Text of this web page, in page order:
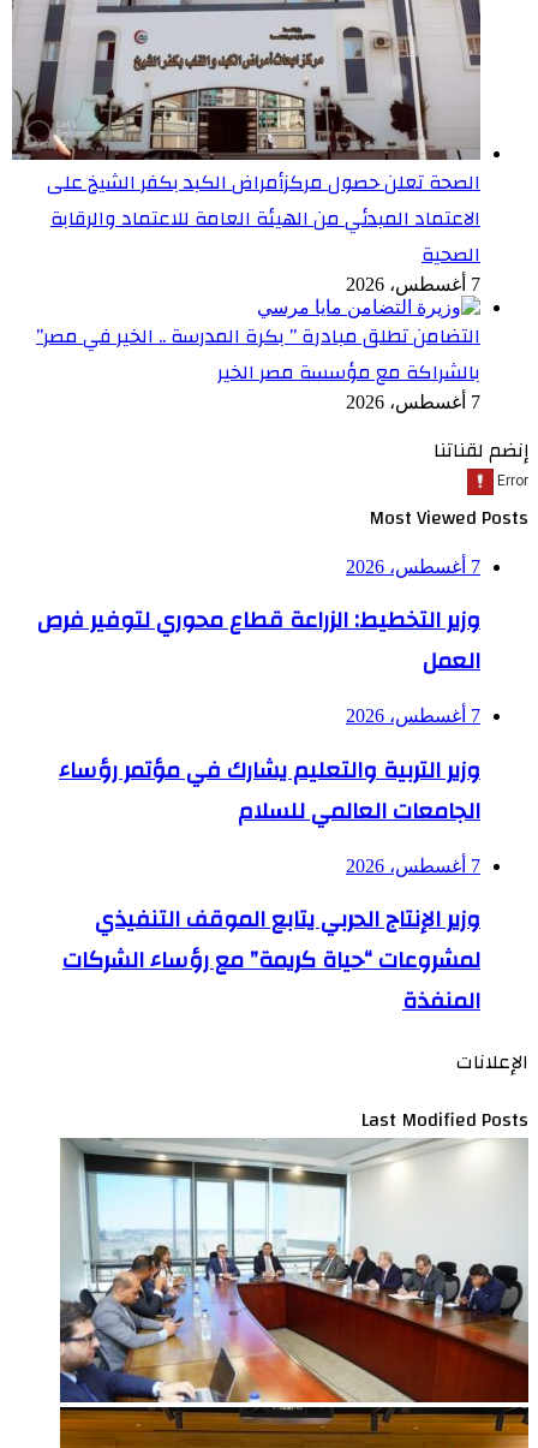
الصحة تعلن حصول مركزأمراض الكبد بكفر الشيخ على
الاعتماد المبدئي من الهيئة العامة للاعتماد والرقابة
الصحية
7 أغسطس، 2026
التضامن تطلق مبادرة ” بكرة المدرسة .. الخير في مصر”
بالشراكة مع مؤسسة مصر الخير
7 أغسطس، 2026
إنضم لقناتنا
Most Viewed Posts
7 أغسطس، 2026
وزير التخطيط: الزراعة قطاع محوري لتوفير فرص
العمل
7 أغسطس، 2026
وزير التربية والتعليم يشارك في مؤتمر رؤساء
الجامعات العالمي للسلام
7 أغسطس، 2026
وزير الإنتاج الحربي يتابع الموقف التنفيذي
لمشروعات “حياة كريمة” مع رؤساء الشركات
المنفذة
الإعلانات
Last Modified Posts